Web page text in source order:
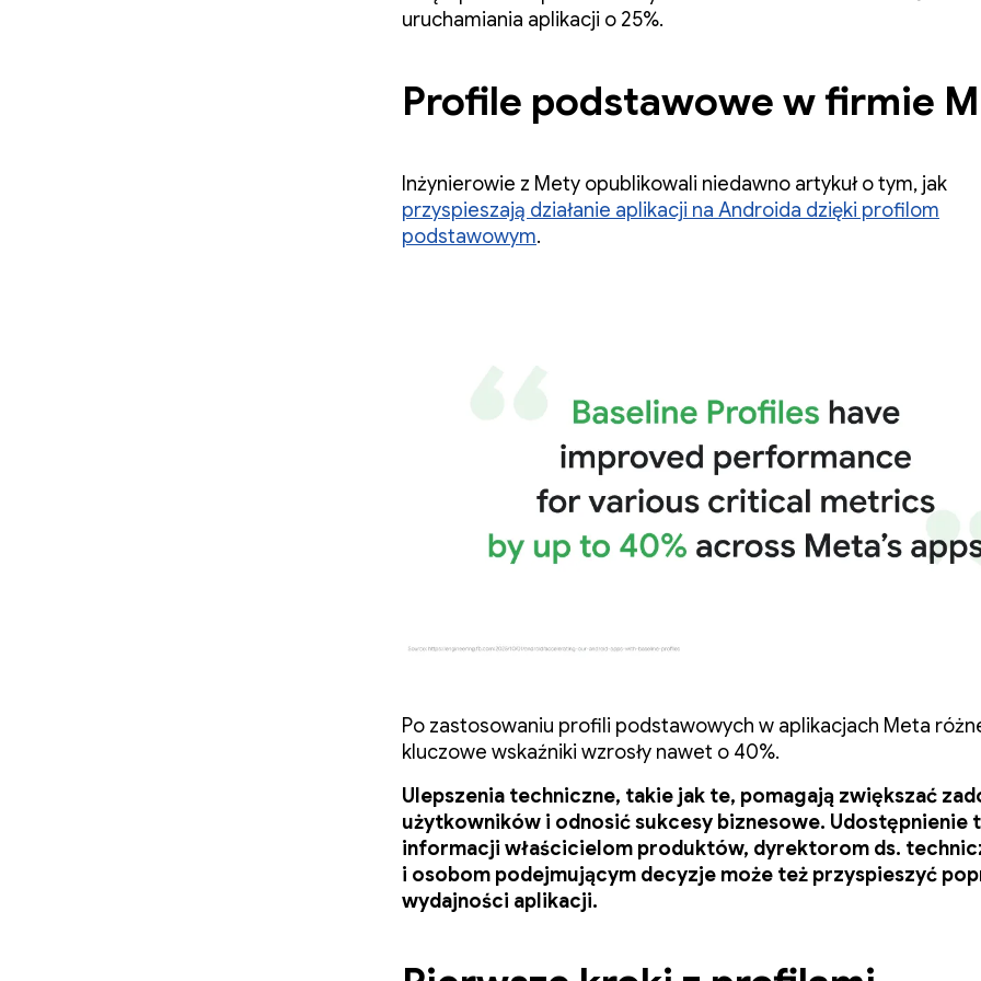
uruchamiania aplikacji o 25%.
Profile podstawowe w firmie
Inżynierowie z Mety opublikowali niedawno artykuł o tym, jak
przyspieszają działanie aplikacji na Androida dzięki profilom
podstawowym.
Po zastosowaniu profili podstawowych w aplikacjach Meta
kluczowe wskaźniki wzrosły nawet o 40%.
Ulepszenia techniczne, takie jak te, pomagają zwiększać
użytkowników i odnosić sukcesy biznesowe. Udostępnienie
informacji właścicielom produktów, dyrektorom ds.
i osobom podejmującym decyzje może też przyspieszyć
wydajności aplikacji.